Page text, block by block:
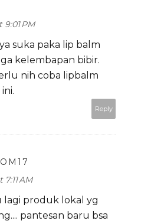
9:01 PM
suka paka lip balm
kelembapan bibir.
nih coba lipbalm
Reply
AM
lagi produk lokal yg
pantesan baru bsa